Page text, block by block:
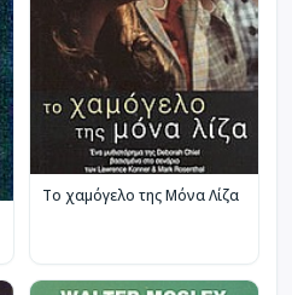
Το χαμόγελο της Μόνα Λίζα